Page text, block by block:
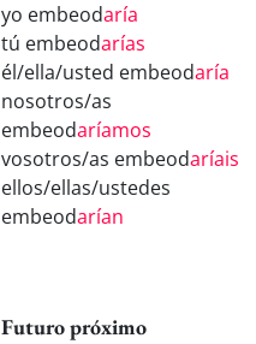
yo embeodaría
tú embeodarías
él/ella/usted embeodaría
nosotros/as
embeodaríamos
vosotros/as embeodaríais
ellos/ellas/ustedes
embeodarían
Futuro próximo